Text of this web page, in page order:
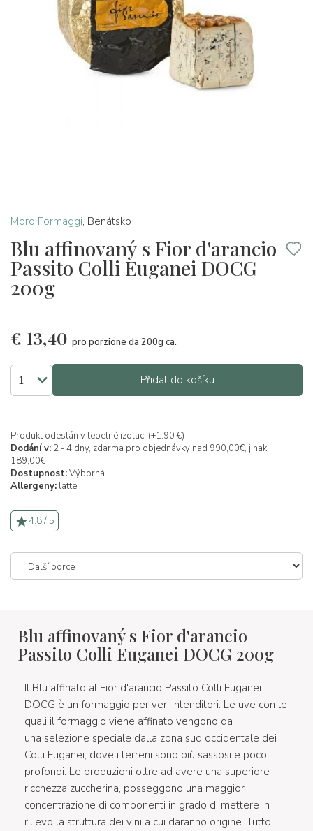
Moro Formaggi, Benátsko
Blu affinovaný s Fior d'arancio
Passito Colli Euganei DOCG
200g
€ 13,40 pro porzione da 200g ca.
Přidat do košíku
Produkt odeslán v tepelné izolaci (+1.90 €)
Dodání v: 2 - 4 dny, zdarma pro objednávky nad 990,00€, jinak
189,00€
Dostupnost:Výborná
Allergeny: latte
4.8 / 5
Blu affinovaný s Fior d'arancio
Passito Colli Euganei DOCG 200g
Il Blu affinato al Fior d'arancio Passito Colli Euganei
DOCG è un formaggio per veri intenditori. Le uve con le
quali il formaggio viene affinato vengono da
una selezione speciale dalla zona sud occidentale dei
Colli Euganei, dove i terreni sono più sassosi e poco
profondi. Le produzioni oltre ad avere una superiore
ricchezza zuccherina, posseggono una maggior
concentrazione di componenti in grado di mettere in
rilievo la struttura dei vini a cui daranno origine. Tutto